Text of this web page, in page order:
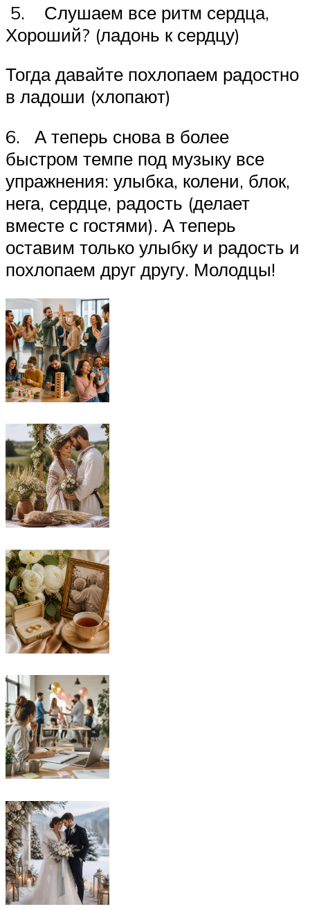
5. Слушаем все ритм сердца,
Хороший? (ладонь к сердцу)
Тогда давайте похлопаем радостно
в ладоши (хлопают)
6. А теперь снова в более
быстром темпе под музыку все
упражнения: улыбка, колени, блок,
нега, сердце, радость (делает
вместе с гостями). А теперь
оставим только улыбку и радость и
похлопаем друг другу. Молодцы!